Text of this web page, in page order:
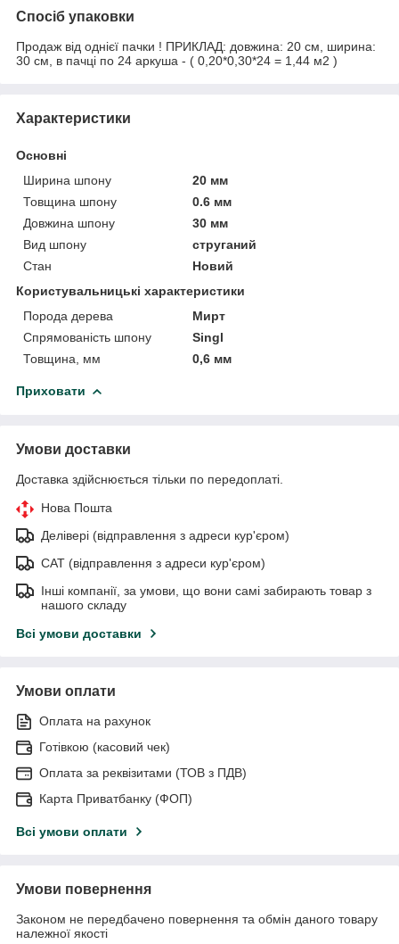
Спосіб упаковки
Продаж від однієї пачки ! ПРИКЛАД: довжина: 20 см, ширина:
30 см, в пачці по 24 аркуша - ( 0,20*0,30*24 = 1,44 м2 )
Характеристики
Основні
Ширина шпону
20 мм
Товщина шпону
0.6 мм
Довжина шпону
30 мм
Вид шпону
струганий
Стан
Новий
Користувальницькі характеристики
Порода дерева
Мирт
Спрямованість шпону
Singl
Товщина, мм
0,6 мм
Приховати
Умови доставки
Доставка здійснюється тільки по передоплаті.
Нова Пошта
Делівері (відправлення з адреси кур'єром)
САТ (відправлення з адреси кур'єром)
Інші компанії, за умови, що вони самі забирають товар з
нашого складу
Всі умови доставки
Умови оплати
Оплата на рахунок
Готівкою (касовий чек)
Оплата за реквізитами (ТОВ з ПДВ)
Карта Приватбанку (ФОП)
Всі умови оплати
Умови повернення
Законом не передбачено повернення та обмін даного товару
належної якості